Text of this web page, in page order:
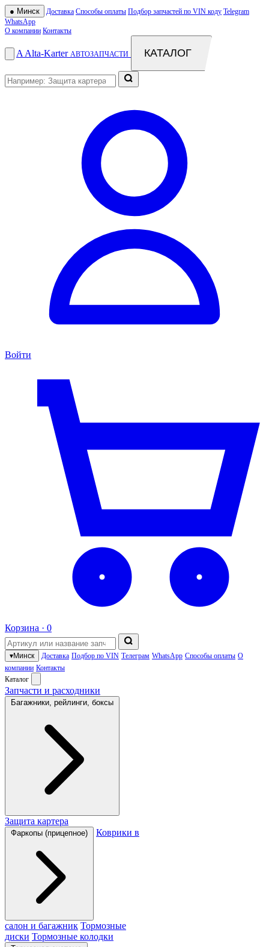
● Минск Доставка Способы оплаты Подбор запчастей по VIN коду Telegram
WhatsApp
О компании Контакты
A Alta-Karter АВТОЗАПЧАСТИ КАТАЛОГ
Войти
Корзина · 0
▾Минск Доставка Подбор по VIN Телеграм WhatsApp Способы оплаты О
компании Контакты
Каталог
Запчасти и расходники
Багажники, рейлинги, боксы
Защита картера
Фаркопы (прицепное) Коврики в
салон и багажник Тормозные
диски Тормозные колодки